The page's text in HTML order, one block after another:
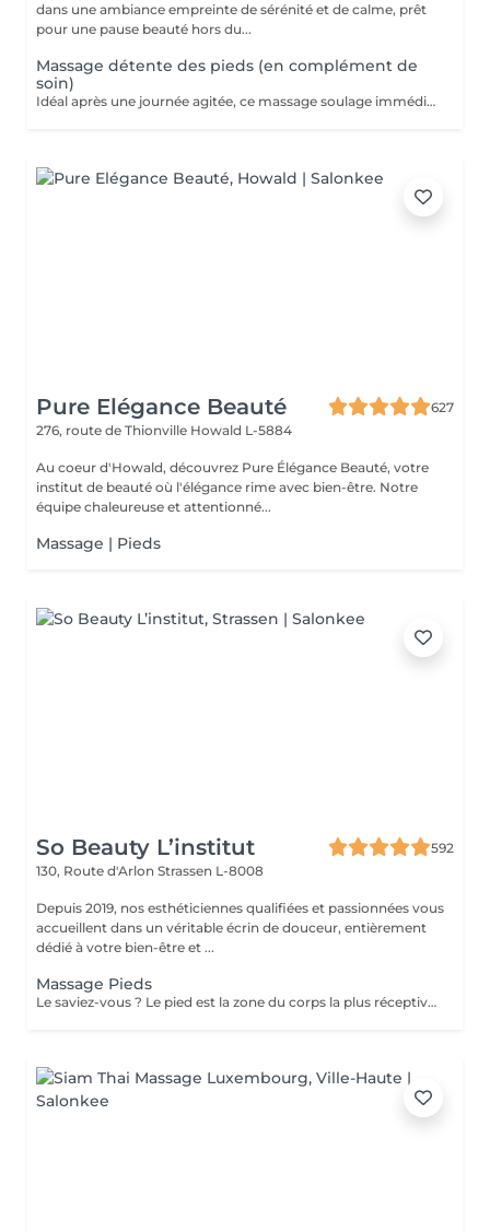
dans une ambiance empreinte de sérénité et de calme, prêt
pour une pause beauté hors du...
Massage détente des pieds (en complément de
soin)
Idéal après une journée agitée, ce massage soulage immédiatement vos pieds. Pourquoi ne pas profiter d un massage des pieds pendant votre pose masque?
Pure Elégance Beauté
627
276, route de Thionville Howald L-5884
Au coeur d'Howald, découvrez Pure Élégance Beauté, votre
institut de beauté où l'élégance rime avec bien-être. Notre
équipe chaleureuse et attentionné...
Massage | Pieds
So Beauty L’institut
592
130, Route d'Arlon Strassen L-8008
Depuis 2019, nos esthéticiennes qualifiées et passionnées vous
accueillent dans un véritable écrin de douceur, entièrement
dédié à votre bien-être et ...
Massage Pieds
Le saviez-vous ? Le pied est la zone du corps la plus réceptive au massage. Nous n'y pensons pas assez mais les pieds sont une partie très importante du corps et nécessitent un soin tout particulier ! Supportant toute la charge pondérale ainsi que les agressions extérieures telles que le temps, les chaussures trop serrées, à talons ou simplement le fait de marcher toute la journée, nos pieds sont fortement sollicités ! Les massages des pieds sont donc conseillés et très favorables à notre bien-être général !